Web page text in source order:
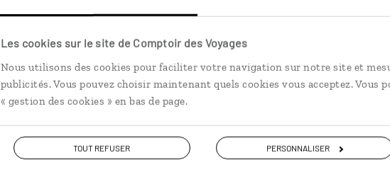
Les cookies sur le site de Comptoir des Voyages
Nous utilisons des cookies pour faciliter votre navigation sur notre site et
publicités. Vous pouvez choisir maintenant quels cookies vous acceptez. Vous
« gestion des cookies » en bas de page.
TOUT REFUSER PERSONNALISER